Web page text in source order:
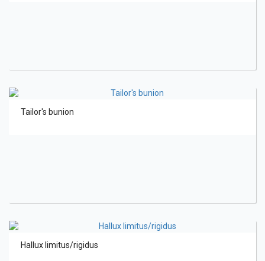
Tailor's bunion
Hallux limitus/rigidus